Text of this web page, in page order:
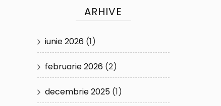
ARHIVE
iunie 2026(1)
februarie 2026(2)
decembrie 2025(1)